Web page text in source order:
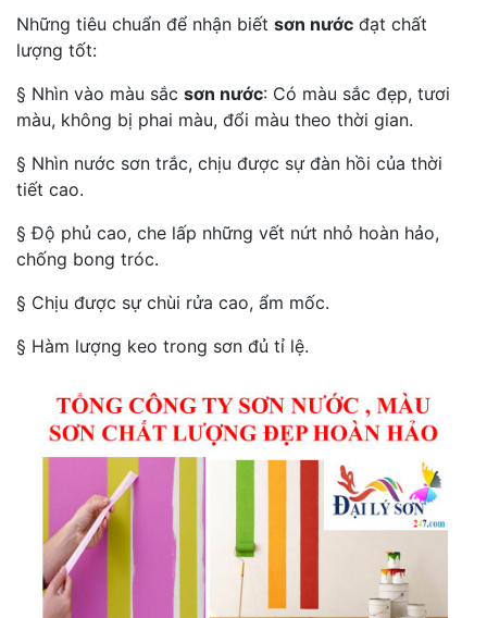
Những tiêu chuẩn để nhận biết sơn nước đạt chất
lượng tốt:
§ Nhìn vào màu sắc sơn nước: Có màu sắc đẹp, tươi
màu, không bị phai màu, đổi màu theo thời gian.
§ Nhìn nước sơn trắc, chịu được sự đàn hồi của thời
tiết cao.
§ Độ phủ cao, che lấp những vết nứt nhỏ hoàn hảo,
chống bong tróc.
§ Chịu được sự chùi rửa cao, ẩm mốc.
§ Hàm lượng keo trong sơn đủ tỉ lệ.